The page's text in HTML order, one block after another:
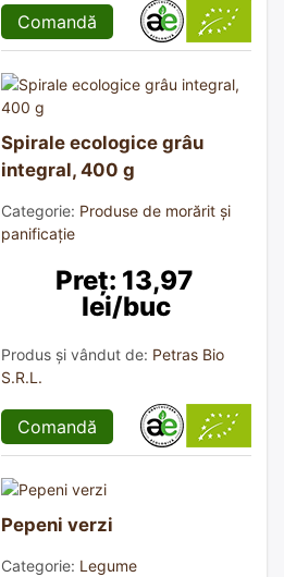
Comandă
Spirale ecologice grâu
integral, 400 g
Categorie: Produse de morărit și
panificație
Preț: 13,97
lei/buc
Produs și vândut de: Petras Bio
S.R.L.
Comandă
Pepeni verzi
Categorie: Legume